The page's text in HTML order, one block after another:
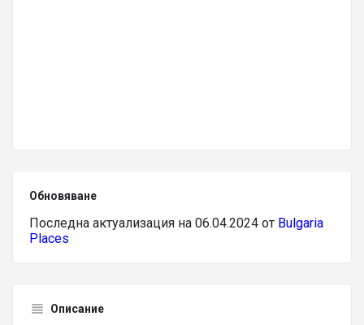
Обновяване
Последна актуализация на 06.04.2024 от Bulgaria
Places
Описание